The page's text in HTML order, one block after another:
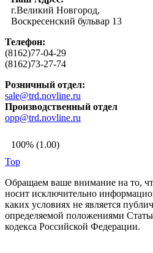
г.Великий Новгород,
Воскресенский бульвар 13
Телефон:
(8162)77-04-29
(8162)73-27-74
Розничный отдел:
sale@trd.novline.ru
Производственный отдел
opp@trd.novline.ru
100% (1.00)
Top
Обращаем ваше внимание на то,
носит исключительно
каких условиях не является
определяемой положениями
кодекса Российской Федерации.